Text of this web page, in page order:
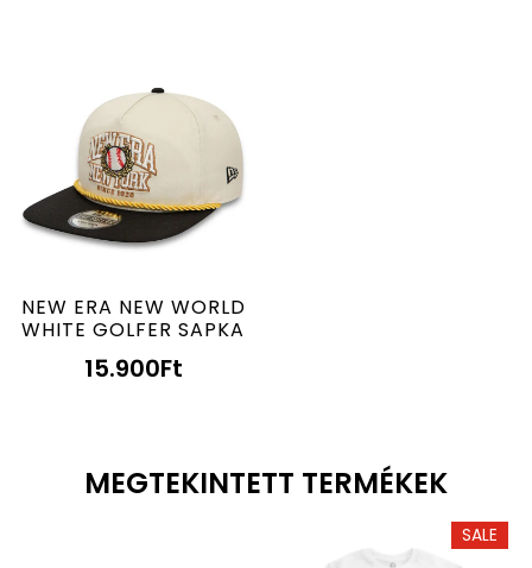
NEW ERA NEW WORLD
WHITE GOLFER SAPKA
15.900Ft
MEGTEKINTETT TERMÉKEK
SALE